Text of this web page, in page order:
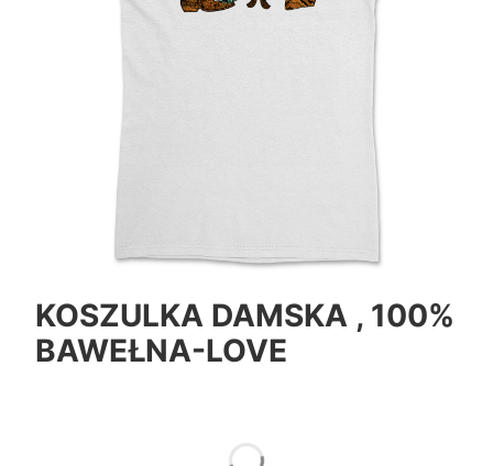
KOSZULKA DAMSKA , 100%
BAWEŁNA-LOVE